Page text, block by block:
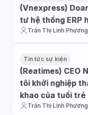
(Vnexpress)
tư hệ thống ERP
Trần Thị Linh Phương
Tin tức sự kiện
(Reatimes) CEO
tôi khởi nghiệp
khao của tuổi trẻ
Trần Thị Linh Phương